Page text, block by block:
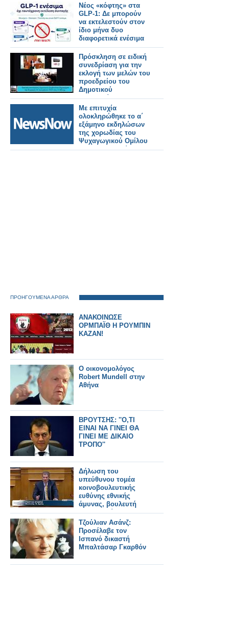
συζήτηση για τη
Σύνοδο του ΝΑΤΟ
-Γράφει ο Δρ.
Κωνσταντίνος Π.
Μπαλωμένος
Νέος «κόφτης» στα
GLP-1: Δε μπορούν
να εκτελεστούν στον
ίδιο μήνα δυο
διαφορετικά ενέσιμα
Πρόσκληση σε ειδική
συνεδρίαση για την
εκλογή των μελών του
προεδρείου του
Δημοτικού
Συμβουλίου και της
Δημοτικής Επιτροπής
την Τετάρτη 1 Ιουλίου.
Με επιτυχία
ολοκληρώθηκε το α΄
εξάμηνο εκδηλώσων
της χορωδίας του
Ψυχαγωγικού Ομίλου
Σιδηροδρομικών.
ΠΡΟΗΓΟΥΜΕΝΑ ΑΡΘΡΑ
ΑΝΑΚΟΙΝΩΣΕ
ΟΡΜΠΑΪΘ Η ΡΟΥΜΠΙΝ
ΚΑΖΑΝ!
Ο οικονομολόγος
Robert Mundell στην
Αθήνα
ΒΡΟΥΤΣΗΣ: ''Ο,ΤΙ
ΕΙΝΑΙ ΝΑ ΓΙΝΕΙ ΘΑ
ΓΙΝΕΙ ΜΕ ΔΙΚΑΙΟ
ΤΡΟΠΟ''
Δήλωση του
υπεύθυνου τομέα
κοινοβουλευτικής
ευθύνης εθνικής
άμυνας, βουλευτή
Αχαϊας Γιώργου
Ντάβρη για την
παραίτηση του
αρχηγού Γ.Ε.Σ.
Τζούλιαν Ασάνζ:
Προσέλαβε τον
Ισπανό δικαστή
Μπαλτάσαρ Γκαρθόν